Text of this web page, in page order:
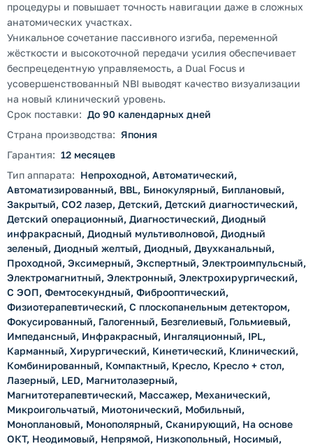
процедуры и повышает точность навигации даже в сложных
анатомических участках.
Уникальное сочетание пассивного изгиба, переменной
жёсткости и высокоточной передачи усилия обеспечивает
беспрецедентную управляемость, а Dual Focus и
усовершенствованный NBI выводят качество визуализации
на новый клинический уровень.
Срок поставки: До 90 календарных дней
Страна производства: Япония
Гарантия: 12 месяцев
Тип аппарата: Непроходной, Автоматический,
Автоматизированный, BBL, Бинокулярный, Биплановый,
Закрытый, CO2 лазер, Детский, Детский диагностический,
Детский операционный, Диагностический, Диодный
инфракрасный, Диодный мультиволновой, Диодный
зеленый, Диодный желтый, Диодный, Двухканальный,
Проходной, Эксимерный, Экспертный, Электроимпульсный,
Электромагнитный, Электронный, Электрохирургический,
С ЭОП, Фемтосекундный, Фиброоптический,
Физиотерапевтический, С плоскопанельным детектором,
Фокусированный, Галогенный, Безгелиевый, Гольмиевый,
Импедансный, Инфракрасный, Ингаляционный, IPL,
Карманный, Хирургический, Кинетический, Клинический,
Комбинированный, Компактный, Кресло, Кресло + стол,
Лазерный, LED, Магнитолазерный,
Магнитотерапевтический, Массажер, Механический,
Микроигольчатый, Миотонический, Мобильный,
Моноплановый, Монополярный, Сканирующий, На основе
ОКТ, Неодимовый, Непрямой, Низкопольный, Носимый,